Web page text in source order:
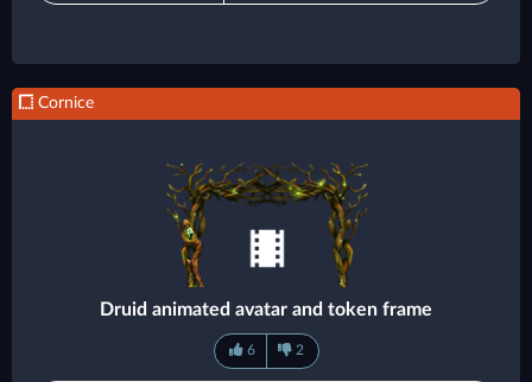
Cornice
Druid animated avatar and token frame
6 2